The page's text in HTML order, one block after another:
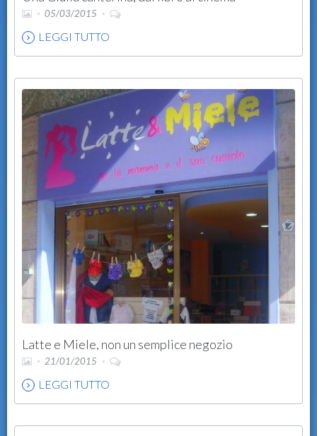
05/03/2015
LEGGI TUTTO
Latte e Miele, non un semplice negozio
21/01/2015
LEGGI TUTTO